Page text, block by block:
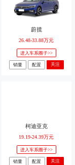
蔚揽
26.48-33.88万元
进入车系圈子>>
销量 配置 关注
柯迪亚克
19.19-24.39万元
进入车系圈子>>
销量 配置 关注